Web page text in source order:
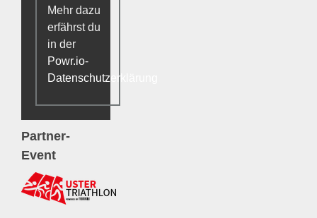
Mehr dazu
erfährst du
in der
Powr.io-
Datenschutzerklärung
Partner-
Event